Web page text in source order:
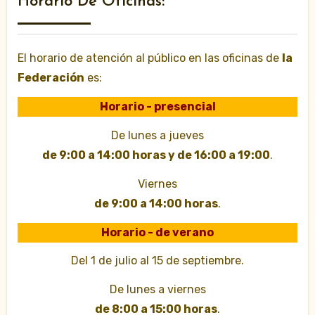
El horario de atención al público en las oficinas de la
Federación es:
Horario - presencial
De lunes a jueves
de 9:00 a 14:00 horas y de 16:00 a 19:00.
Viernes
de 9:00 a 14:00 horas.
Horario - de verano
Del 1 de julio al 15 de septiembre.
De lunes a viernes
de 8:00 a 15:00 horas.